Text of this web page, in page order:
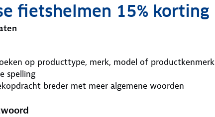
fietshelmen 15% korting
op producttype, merk, model of productkenmerk
spelling
breder met meer algemene woorden